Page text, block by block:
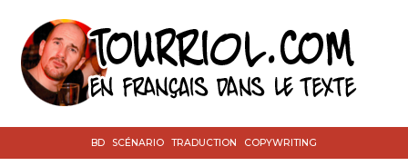
BD SCÉNARIO TRADUCTION COPYWRITING